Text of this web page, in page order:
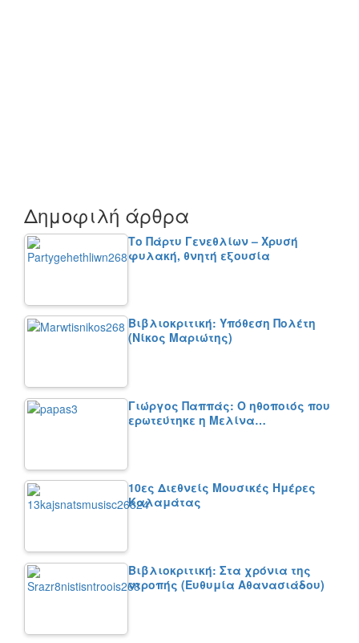
Δημοφιλή άρθρα
Το Πάρτυ Γενεθλίων – Χρυσή
φυλακή, θνητή εξουσία
Βιβλιοκριτική: Υπόθεση Πολέτη
(Νίκος Μαριώτης)
Γιώργος Παππάς: Ο ηθοποιός που
ερωτεύτηκε η Μελίνα…
10ες Διεθνείς Μουσικές Ημέρες
Καλαμάτας
Βιβλιοκριτική: Στα χρόνια της
ντροπής (Ευθυμία Αθανασιάδου)